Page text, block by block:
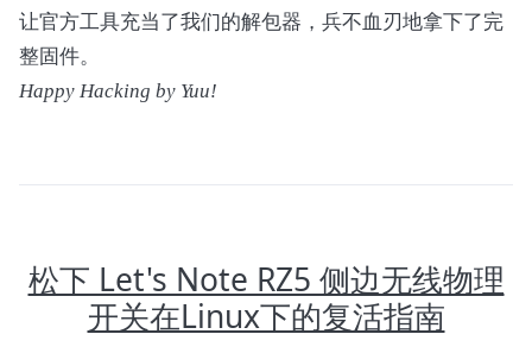
让官方工具充当了我们的解包器，兵不血刃地拿下了完
整固件。
Happy Hacking by Yuu!
松下 Let's Note RZ5 侧边无线物理
开关在Linux下的复活指南